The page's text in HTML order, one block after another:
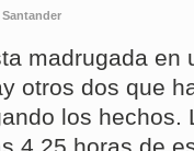
madrugada en
otros dos que
los hechos.